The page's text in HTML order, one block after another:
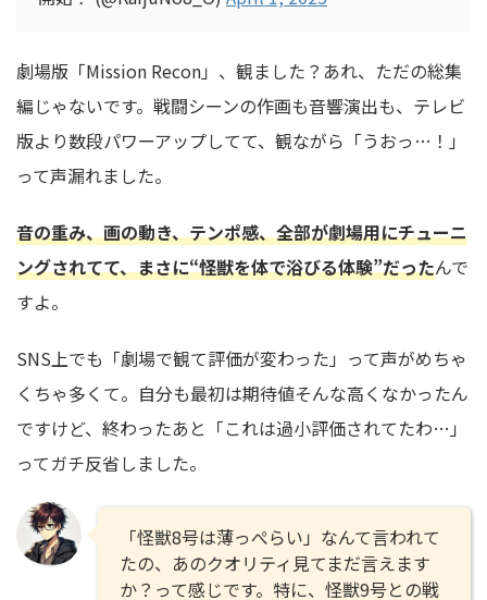
劇場版「Mission Recon」、観ました？あれ、ただの総集
編じゃないです。戦闘シーンの作画も音響演出も、テレビ
版より数段パワーアップしてて、観ながら「うおっ…！」
って声漏れました。
音の重み、画の動き、テンポ感、全部が劇場用にチューニ
ングされてて、まさに“怪獣を体で浴びる体験”だったんで
すよ。
SNS上でも「劇場で観て評価が変わった」って声がめちゃ
くちゃ多くて。自分も最初は期待値そんな高くなかったん
ですけど、終わったあと「これは過小評価されてたわ…」
ってガチ反省しました。
「怪獣8号は薄っぺらい」なんて言われて
たの、あのクオリティ見てまだ言えます
か？って感じです。特に、怪獣9号との戦